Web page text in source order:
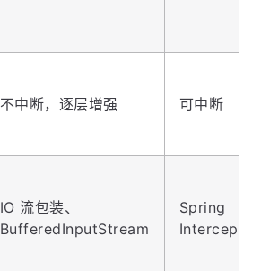
不中断，逐层增强 可中断
IO 流包装、
BufferedInputStream
Spring
Interceptor